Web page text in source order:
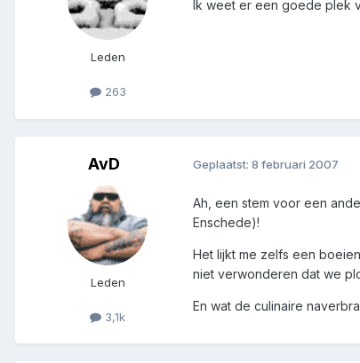
Leden
263
Ik weet er een goede plek
AvD
Leden
3,1k
Geplaatst: 8 februari 2007
Ah, een stem voor een
Enschede)!
Het lijkt me zelfs een
niet verwonderen dat we
En wat de culinaire